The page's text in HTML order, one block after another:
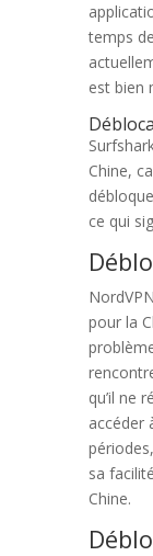
temps
est bien
Chine,
ce qui
pour la
qu’il ne
accéder
sa
Chine.